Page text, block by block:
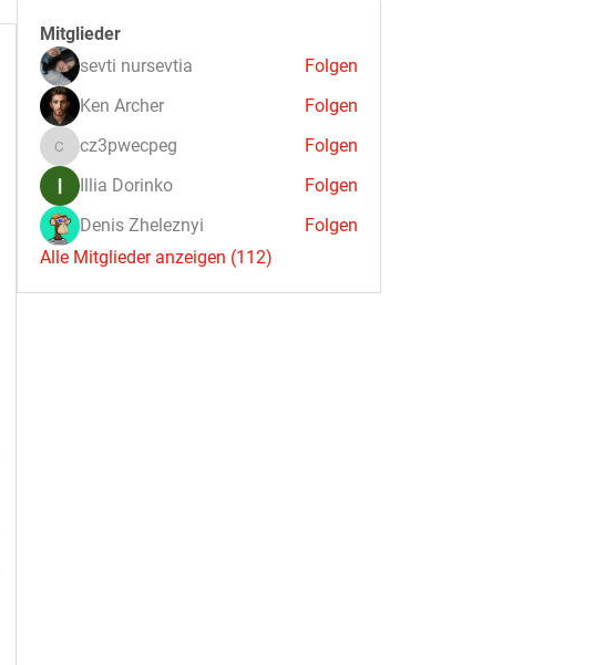
Mitglieder
sevti nursevtia
Folgen
Ken Archer
Folgen
cz3pwecpeg
cz3pwecpeg
Folgen
Illia Dorinko
Folgen
Denis Zheleznyi
Folgen
Alle Mitglieder anzeigen (112)